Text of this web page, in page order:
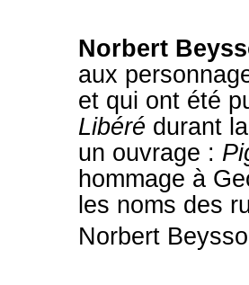
Norbert
aux
et qui ont été
Libéré durant
un ouvrage :
hommage à
les noms des
Norbert